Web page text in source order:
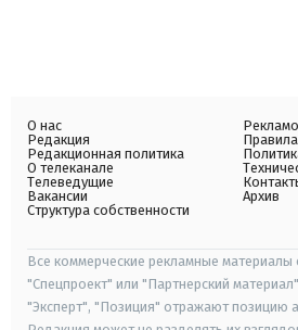
О нас
Редакция
Редакционная политика
О телеканале
Телеведущие
Вакансии
Структура собственности
Архив
Все коммерческие рекламные
"Спецпроект" или "Партнерский
"Эксперт", "Позиция" отражают позицию